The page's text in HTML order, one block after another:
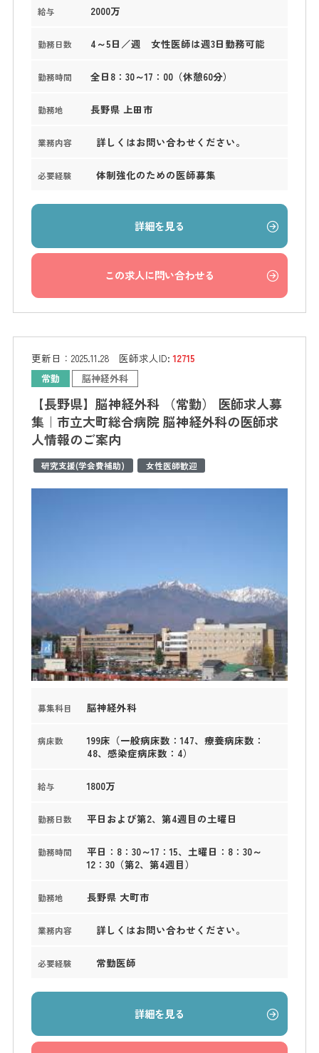
給与 2000万
勤務日数 4～5日／週 女性医師は週3日勤務可能
勤務時間 全日8：30～17：00（休憩60分）
勤務地 長野県 上田市
業務内容 詳しくはお問い合わせください。
必要経験 体制強化のための医師募集
詳細を見る
この求人に問い合わせる
更新日： 2025.11.28 医師求人ID:12715
常勤 脳神経外科
【長野県】脳神経外科 （常勤） 医師求人募
集｜市立大町総合病院 脳神経外科の医師求
人情報のご案内
研究支援(学会費補助) 女性医師歓迎
募集科目 脳神経外科
病床数
199床（一般病床数：147、療養病床数：
48、感染症病床数：4）
給与 1800万
勤務日数 平日および第2、第4週目の土曜日
勤務時間
平日：8：30～17：15、土曜日：8：30～
12：30（第2、第4週目）
勤務地 長野県 大町市
業務内容 詳しくはお問い合わせください。
必要経験 常勤医師
詳細を見る